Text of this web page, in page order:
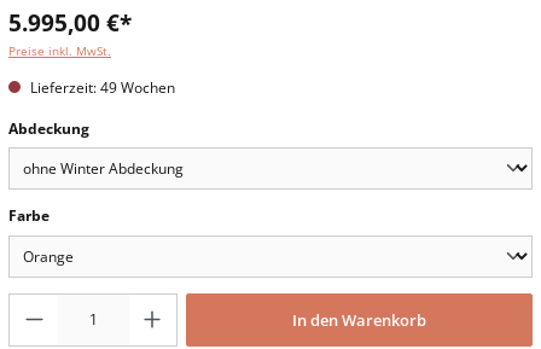
5.995,00 €*
Preise inkl. MwSt.
Lieferzeit: 49 Wochen
Abdeckung
Farbe
In den Warenkorb